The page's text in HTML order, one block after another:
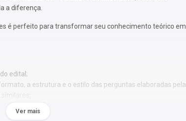
a diferença.
é perfeito para transformar seu conhecimento teórico em
edital;
a estrutura e o estilo das perguntas elaboradas pela
relevância;
Ver mais